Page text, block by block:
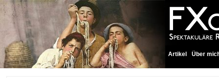
Artikel Über